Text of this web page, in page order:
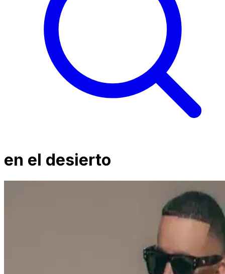
en el desierto